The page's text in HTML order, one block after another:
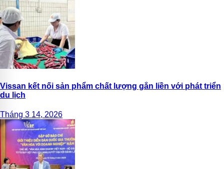
Vissan kết nối sản phẩm chất lượng gắn liền với phát triển
du lịch
Tháng 3 14, 2026